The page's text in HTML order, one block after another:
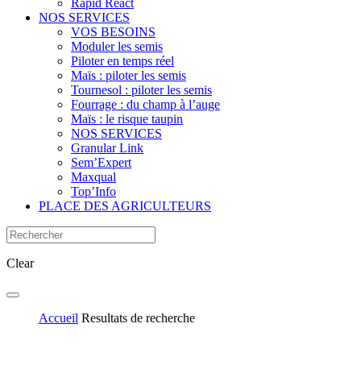
NOS SERVICES
VOS BESOINS
Moduler les semis
Piloter en temps réel
Maïs : piloter les semis
Tournesol : piloter les semis
Fourrage : du champ à l’auge
Maïs : le risque taupin
NOS SERVICES
Granular Link
Sem’Expert
Maxqual
Top’Info
PLACE DES AGRICULTEURS
Clear
Accueil Resultats de recherche